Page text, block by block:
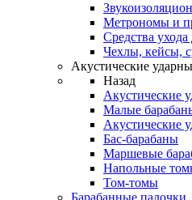
Метрономы и
Средства
Чехлы, кейсы,
Акустические
Назад
Акустические
Mалые
Акустические
Бас-барабаны
Маршевые
Напольные
Том-томы
Барабанные